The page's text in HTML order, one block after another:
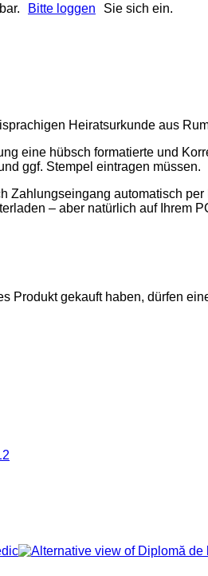
Bitte loggen
Sie sich ein.
Heiratsurkunde aus
eine hübsch formatierte und
ggf. Stempel eintragen müssen.
Zahlungseingang automatisch
– aber natürlich auf Ihrem
Produkt gekauft haben, dürfen